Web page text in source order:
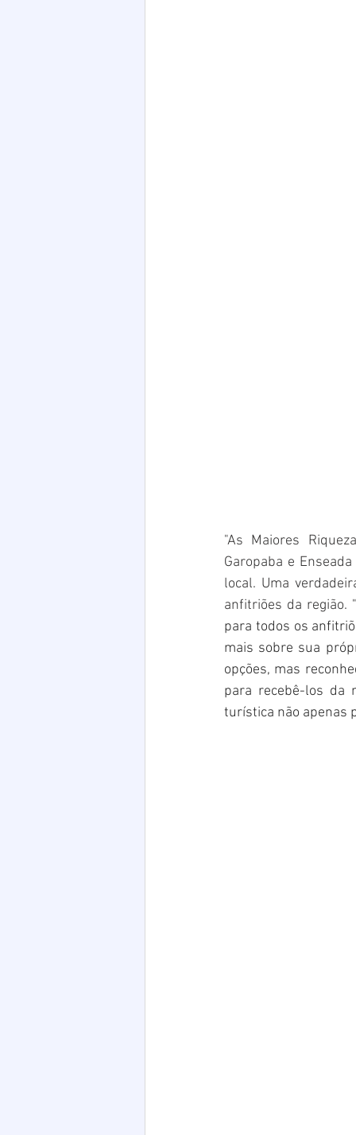
"As Maiores
Garopaba e
local. Uma
anfitriões da região.
para todos os
mais sobre sua
opções, mas
para recebê-los da
turística não apenas